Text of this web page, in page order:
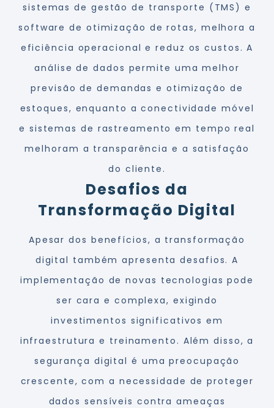
sistemas de gestão de transporte (TMS) e
software de otimização de rotas, melhora a
eficiência operacional e reduz os custos. A
análise de dados permite uma melhor
previsão de demandas e otimização de
estoques, enquanto a conectividade móvel
e sistemas de rastreamento em tempo real
melhoram a transparência e a satisfação
do cliente.
Desafios da
Transformação Digital
Apesar dos benefícios, a transformação
digital também apresenta desafios. A
implementação de novas tecnologias pode
ser cara e complexa, exigindo
investimentos significativos em
infraestrutura e treinamento. Além disso, a
segurança digital é uma preocupação
crescente, com a necessidade de proteger
dados sensíveis contra ameaças